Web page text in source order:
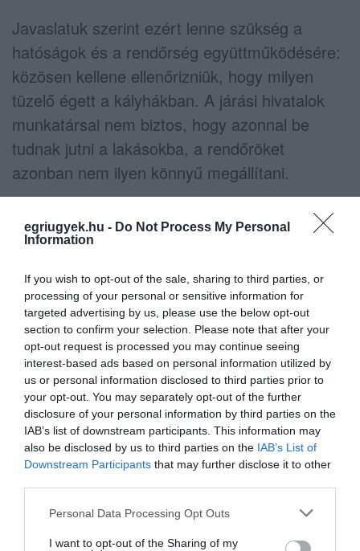
egriugyek.hu - Do Not Process My Personal
Information
If you wish to opt-out of the sale, sharing to third parties, or
processing of your personal or sensitive information for
targeted advertising by us, please use the below opt-out
section to confirm your selection. Please note that after your
opt-out request is processed you may continue seeing
interest-based ads based on personal information utilized by
us or personal information disclosed to third parties prior to
your opt-out. You may separately opt-out of the further
disclosure of your personal information by third parties on the
IAB’s list of downstream participants. This information may
also be disclosed by us to third parties on the IAB’s List of
Downstream Participants that may further disclose it to other
Please note that this website/app uses one or more Google
not limited to your visit or usage behaviour. You may click to
Personal Data Processing Opt Outs
I want to opt-out of the Sharing of my
Javaslatuk szerint ezért lenne szükség a
hatóságok és a rendőrség együttműködésére:
közösen kellene ellenőrizniük, hogy milyen
tüzelő égett a kályhákban. A járási hivatalok
munkatársai nem biztos, hogy azonnal be
tudnak jutni a lakásokba, a rendőröket
azonban nem ilyen könnyű megállítani.
Facebookon? Nem! AkkorITTmost
Ne maradjon le a legfrissebb hírekről, kövessen
bennünket az EGRI ÜGYEK Google Hírek oldalán!
VISSZA A FŐOLDALRA